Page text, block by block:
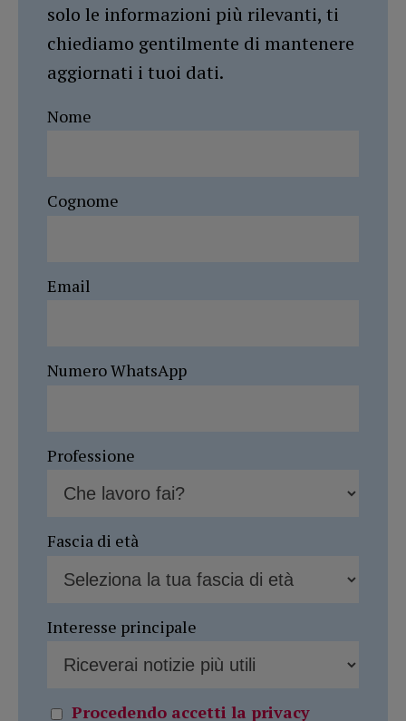
solo le informazioni più rilevanti, ti
chiediamo gentilmente di mantenere
aggiornati i tuoi dati.
Nome
Cognome
Email
Numero WhatsApp
Professione
Fascia di età
Interesse principale
Procedendo accetti la privacy